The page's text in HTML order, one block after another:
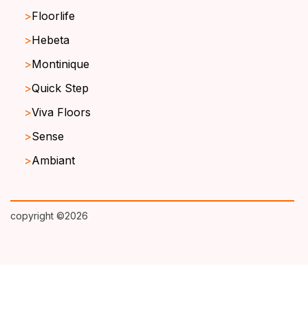
Floorlife
Hebeta
Montinique
Quick Step
Viva Floors
Sense
Ambiant
copyright ©2026